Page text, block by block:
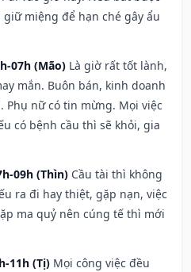
miệng để hạn ché gây ẩu
07h (Mão) Là giờ rất tốt lành,
mắn. Buôn bán, kinh doanh
Phụ nữ có tin mừng. Mọi việc
có bệnh cầu thì sẽ khỏi, gia
09h (Thìn) Cầu tài thì không
ra đi hay thiệt, gặp nạn, việc
ma quỷ nên cúng tế thì mới
11h (Tị) Mọi công việc đều